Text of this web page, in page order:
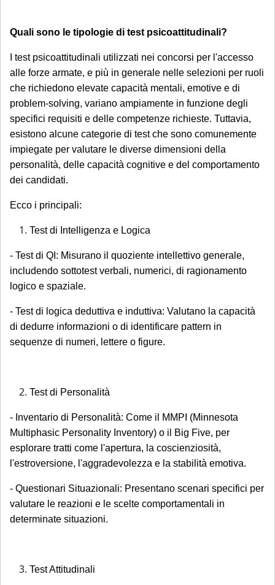
Quali sono le tipologie di test psicoattitudinali?
I test psicoattitudinali utilizzati nei concorsi per l'accesso
alle forze armate, e più in generale nelle selezioni per ruoli
che richiedono elevate capacità mentali, emotive e di
problem-solving, variano ampiamente in funzione degli
specifici requisiti e delle competenze richieste. Tuttavia,
esistono alcune categorie di test che sono comunemente
impiegate per valutare le diverse dimensioni della
personalità, delle capacità cognitive e del comportamento
dei candidati.
Ecco i principali:
Test di Intelligenza e Logica
- Test di QI: Misurano il quoziente intellettivo generale,
includendo sottotest verbali, numerici, di ragionamento
logico e spaziale.
- Test di logica deduttiva e induttiva: Valutano la capacità
di dedurre informazioni o di identificare pattern in
sequenze di numeri, lettere o figure.
Test di Personalità
- Inventario di Personalità: Come il MMPI (Minnesota
Multiphasic Personality Inventory) o il Big Five, per
esplorare tratti come l'apertura, la coscienziosità,
l'estroversione, l'aggradevolezza e la stabilità emotiva.
- Questionari Situazionali: Presentano scenari specifici per
valutare le reazioni e le scelte comportamentali in
determinate situazioni.
Test Attitudinali